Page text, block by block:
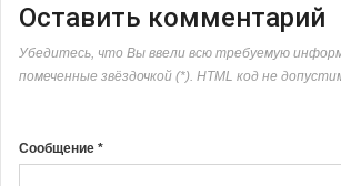
Оставить комментарий
Убедитесь, что Вы ввели всю требуемую
помеченные звёздочкой (*). HTML код не
Сообщение *